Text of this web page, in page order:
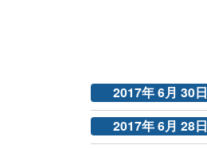
2017年 6月 30日
2017年 6月 28日